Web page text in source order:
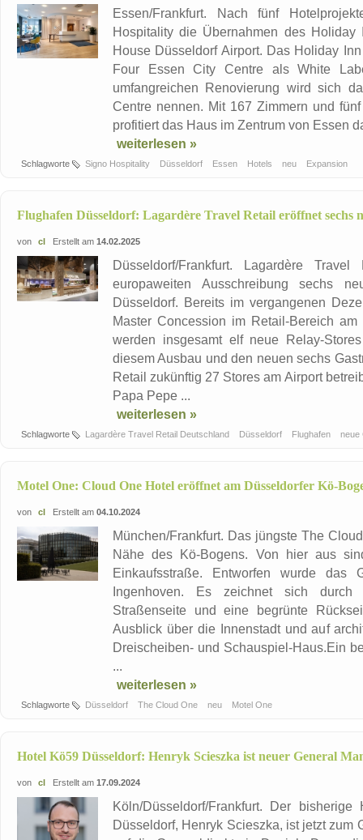
Essen/Frankfurt. Nach fünf
Hospitality die Übernahmen des
House Düsseldorf Airport. Das Holiday
Four Essen City Centre als White
umfangreichen Renovierung wird sich
Centre nennen. Mit 167 Zimmern und
profitiert das Haus im Zentrum von Essen
weiterlesen »
Schlagworte Signo Hospitality Düsseldorf Essen Hotels neu Expansion
Flughafen Düsseldorf: Lagardère Travel Retail eröffnet sechs
von cl Erstellt am 14.02.2025
Düsseldorf/Frankfurt. Lagardère
europaweiten Ausschreibung sechs
Düsseldorf. Bereits im vergangenen
Master Concession im Retail-Bereich
werden insgesamt elf neue Relay-
diesem Ausbau und den neuen sechs
Retail zukünftig 27 Stores am Airport
Papa Pepe ...
weiterlesen »
Schlagworte Lagardère Travel Retail Deutschland Düsseldorf Flughafen neue
Motel One: Cloud One Hotel eröffnet am Düsseldorfer Kö-
von cl Erstellt am 04.10.2024
München/Frankfurt. Das jüngste The
Nähe des Kö-Bogens. Von hier aus
Einkaufsstraße. Entworfen wurde das
Ingenhoven. Es zeichnet sich durch
Straßenseite und eine begrünte
Ausblick über die Innenstadt und auf
Dreischeiben- und Schauspiel-Haus.Ein
...
weiterlesen »
Schlagworte Düsseldorf The Cloud One neu Motel One
Hotel Kö59 Düsseldorf: Henryk Scieszka ist neuer General
von cl Erstellt am 17.09.2024
Köln/Düsseldorf/Frankfurt. Der
Düsseldorf, Henryk Scieszka, ist jetzt zum